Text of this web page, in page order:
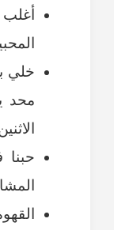
خلي
محد